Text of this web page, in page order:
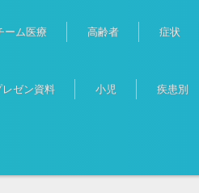
ーム医療 高齢者 症状
レゼン資料 小児 疾患別